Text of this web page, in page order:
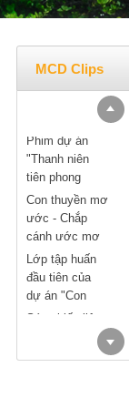
MCD Clips
Phim dự án
"Thanh niên
tiên phong
trong thích ứng
BĐKH vùng
ĐBSH" -
Con thuyền mơ
ước - Chắp
cánh ước mơ
Lớp tập huấn
đầu tiên của
dự án "Con
thuyền mơ
Sáng kiến liên
minh Hạ Long -